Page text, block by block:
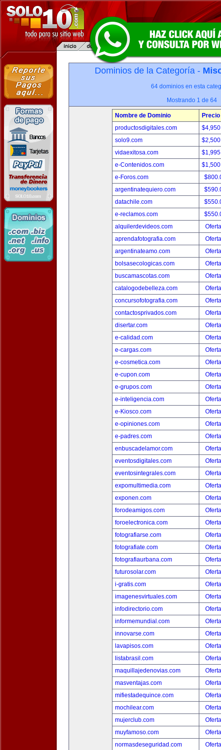
Dominios de la Categoría -
64 dominios en esta
Mostrando 1 de 64
Nombre de Dominio
Precio
productosdigitales.com
solo9.com
vidaexitosa.com
e-Contenidos.com
e-Foros.com
argentinatequiero.com
datachile.com
e-reclamos.com
alquilerdevideos.com
aprendafotografia.com
argentinateamo.com
bolsasecologicas.com
buscamascotas.com
catalogodebelleza.com
concursofotografia.com
contactosprivados.com
disertar.com
e-calidad.com
e-cargas.com
e-cosmetica.com
e-cupon.com
e-grupos.com
e-inteligencia.com
e-Kiosco.com
e-opiniones.com
e-padres.com
enbuscadelamor.com
eventosdigitales.com
eventosintegrales.com
expomultimedia.com
exponen.com
forodeamigos.com
foroelectronica.com
fotografiarse.com
fotografiate.com
fotografiaurbana.com
futurosolar.com
i-gratis.com
imagenesvirtuales.com
infodirectorio.com
informemundial.com
innovarse.com
lavapisos.com
listabrasil.com
maquillajedenovias.com
masventajas.com
mifiestadequince.com
mochilear.com
mujerclub.com
muyfamoso.com
normasdeseguridad.com